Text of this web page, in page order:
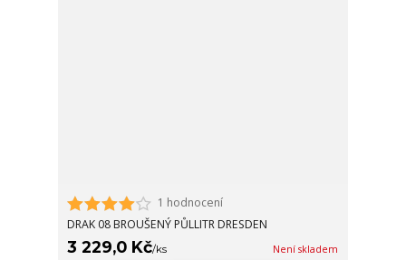
1 hodnocení
DRAK 08 BROUŠENÝ PŮLLITR DRESDEN
3 229,0 Kč/ks Není skladem